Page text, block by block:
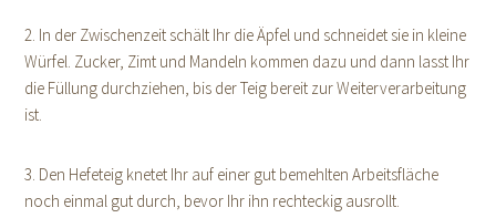
2. In der Zwischenzeit schält Ihr die Äpfel und schneidet sie in kleine
Würfel. Zucker, Zimt und Mandeln kommen dazu und dann lasst Ihr
die Füllung durchziehen, bis der Teig bereit zur Weiterverarbeitung
ist.
3. Den Hefeteig knetet Ihr auf einer gut bemehlten Arbeitsfläche
noch einmal gut durch, bevor Ihr ihn rechteckig ausrollt.